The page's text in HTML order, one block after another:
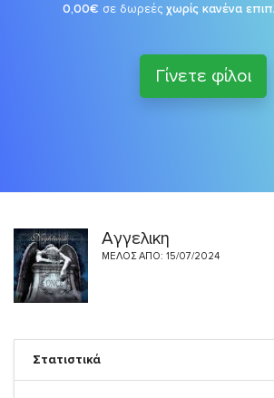
0,00€ σε δωρεές χωρίς κανένα
Γίνετε φίλοι
Αγγελικη
ΜΈΛΟΣ ΑΠΌ: 15/07/2024
Στατιστικά